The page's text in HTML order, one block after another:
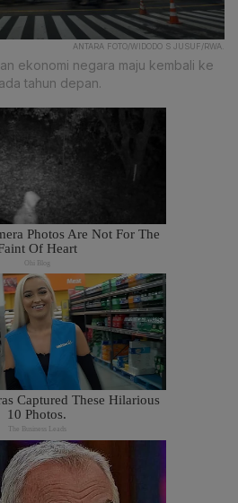
ANTARA FOTO/WIDODO S JUSUF/RWA.
ekonomi negara maju kembali ke
tahun depan.